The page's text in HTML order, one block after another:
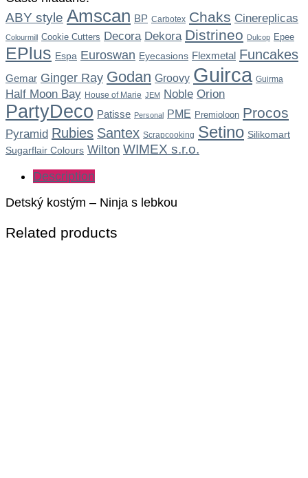
ABY style Amscan BP Carbotex Chaks Cinereplicas
Colourmill Cookie Cutters Decora Dekora Distrineo Dulcop Epee
EPlus Espa Euroswan Eyecasions Flexmetal Funcakes
Gemar Ginger Ray Godan Groovy Guirca Guirma
Half Moon Bay House of Marie JEM Noble Orion
PartyDeco Patisse Personal PME Premioloon Procos
Pyramid Rubies Santex Scrapcooking Setino Silikomart
Sugarflair Colours Wilton WIMEX s.r.o.
Description
Detský kostým – Ninja s lebkou
Related products